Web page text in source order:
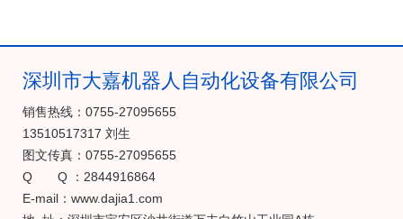
深圳市大嘉机器人自动化设备有限公司
销售热线：0755-27095655
13510517317 刘生
图文传真：0755-27095655
Q Q ：2844916864
E-mail：www.dajia1.com